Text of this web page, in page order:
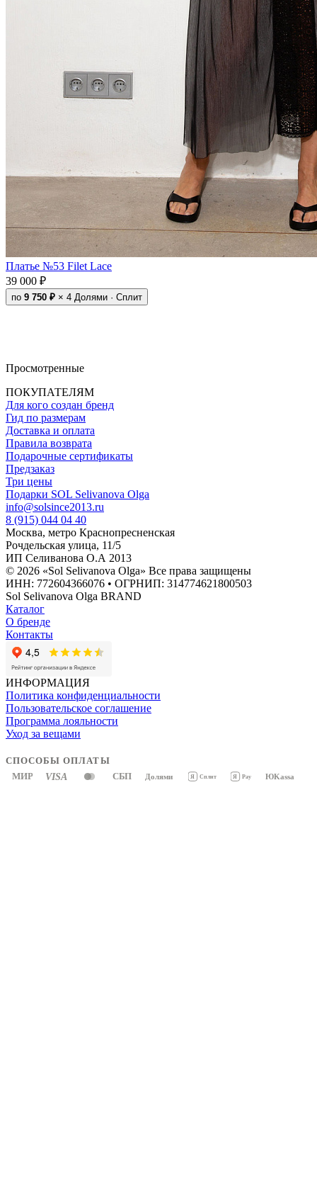
Платье №53 Filet Lace
39 000 ₽
по 9 750 ₽ × 4 Долями · Сплит
Просмотренные
ПОКУПАТЕЛЯМ
Для кого создан бренд
Гид по размерам
Доставка и оплата
Правила возврата
Подарочные сертификаты
Предзаказ
Три цены
Подарки SOL Selivanova Olga
info@solsince2013.ru
8 (915) 044 04 40
Москва, метро Краснопресненская
Рочдельская улица, 11/5
ИП Селиванова О.А 2013
© 2026 «Sol Selivanova Olga» Все права защищены
ИНН: 772604366076 • ОГРНИП: 314774621800503
Sol Selivanova Olga BRAND
Каталог
О бренде
Контакты
ИНФОРМАЦИЯ
Политика конфиденциальности
Пользовательское соглашение
Программа лояльности
Уход за вещами
СПОСОБЫ ОПЛАТЫ
МИР VISA СБП Долями Я Сплит Я Pay ЮKassa